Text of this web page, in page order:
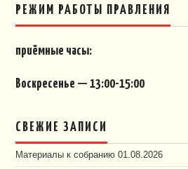
РЕЖИМ РАБОТЫ ПРАВЛЕНИЯ
приёмные часы:
Воскресенье — 13:00-15:00
СВЕЖИЕ ЗАПИСИ
Материалы к собранию 01.08.2026